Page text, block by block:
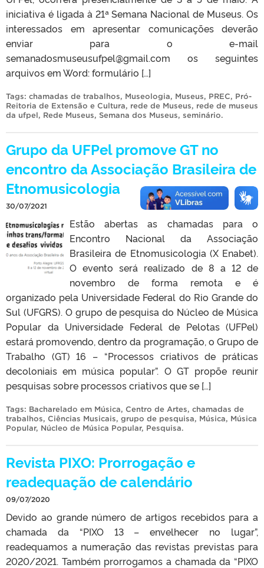
iniciativa é ligada à 21ª Semana Nacional de Museus. Os
interessados em apresentar comunicações deverão
enviar para o e-mail
semanadosmuseusufpel@gmail.com os seguintes
arquivos em Word: formulário […]
Tags: chamadas de trabalhos, Museologia, Museus, PREC, Pró-
Reitoria de Extensão e Cultura, rede de Museus, rede de museus
da ufpel, Rede Museus, Semana dos Museus, seminário.
Grupo da UFPel promove GT no
encontro da Associação Brasileira de
Etnomusicologia
30/07/2021
Estão abertas as chamadas para o
Encontro Nacional da Associação
Brasileira de Etnomusicologia (X Enabet).
O evento será realizado de 8 a 12 de
novembro de forma remota e é
organizado pela Universidade Federal do Rio Grande do
Sul (UFGRS). O grupo de pesquisa do Núcleo de Música
Popular da Universidade Federal de Pelotas (UFPel)
estará promovendo, dentro da programação, o Grupo de
Trabalho (GT) 16 – “Processos criativos de práticas
decoloniais em música popular”. O GT propõe reunir
pesquisas sobre processos criativos que se […]
Tags: Bacharelado em Música, Centro de Artes, chamadas de
trabalhos, Ciências Musicais, grupo de pesquisa, Música, Música
Popular, Núcleo de Música Popular, Pesquisa.
Revista PIXO: Prorrogação e
readequação de calendário
09/07/2020
Devido ao grande número de artigos recebidos para a
chamada da “PIXO 13 – envelhecer no lugar”,
readequamos a numeração das revistas previstas para
2020/2021. Também prorrogamos a chamada da “PIXO